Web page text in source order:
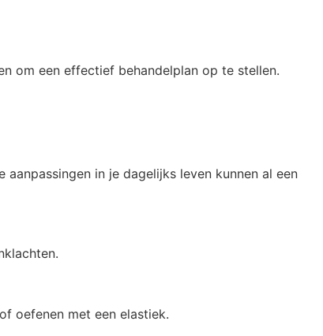
om een effectief behandelplan op te stellen.
in je dagelijks leven kunnen al een
oefenen met een elastiek.